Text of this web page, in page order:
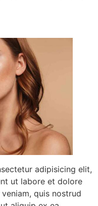
adipisicing elit,
ut labore et dolore
quis nostrud